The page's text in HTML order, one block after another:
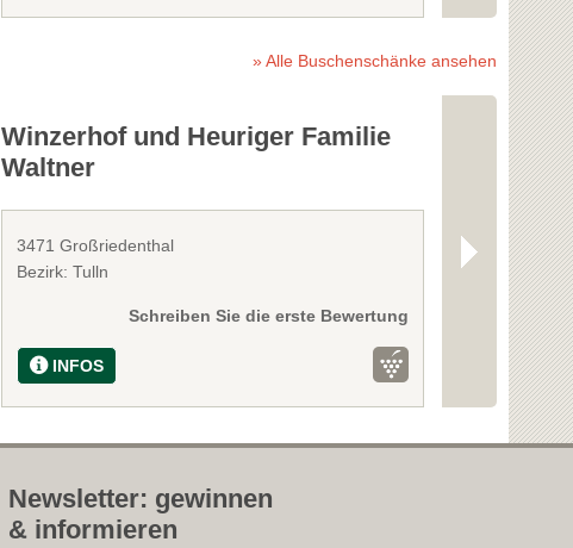
» Alle Buschenschänke ansehen
Winzerhof und Heuriger Familie
Waltner
3471 Großriedenthal
Bezirk: Tulln
Schreiben Sie die erste Bewertung
INFOS
3481 Fels/
Bezirk: Tulln
INFOS
Newsletter: gewinnen
& informieren